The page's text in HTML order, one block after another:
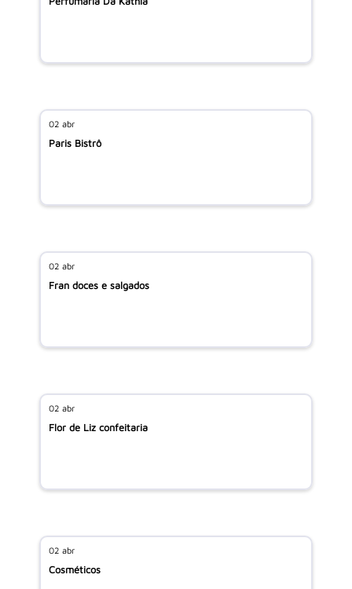
02 abr
Paris Bistrô
02 abr
Fran doces e salgados
02 abr
Flor de Liz confeitaria
02 abr
Cosméticos